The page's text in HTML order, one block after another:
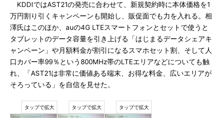
KDDIではAST21の発売に合わせて、新規契約時に本体価格を1
万円割り引くキャンペーンも開始し、販促面でも力を入れる。相
澤氏はこのほか、auの4G LTEスマートフォンとセットで使うと
タブレットのデータ容量を引き上げる「はじまるデータシェアキ
ャンペーン」や月額料金が割引になるスマホセット割、そして人
口カバー率99％という800MHz帯のLTEエリアなどについても触
れ、「AST21は非常に価値ある端末、お得な料金、広いエリアが
そろっている」を自信を見せた。